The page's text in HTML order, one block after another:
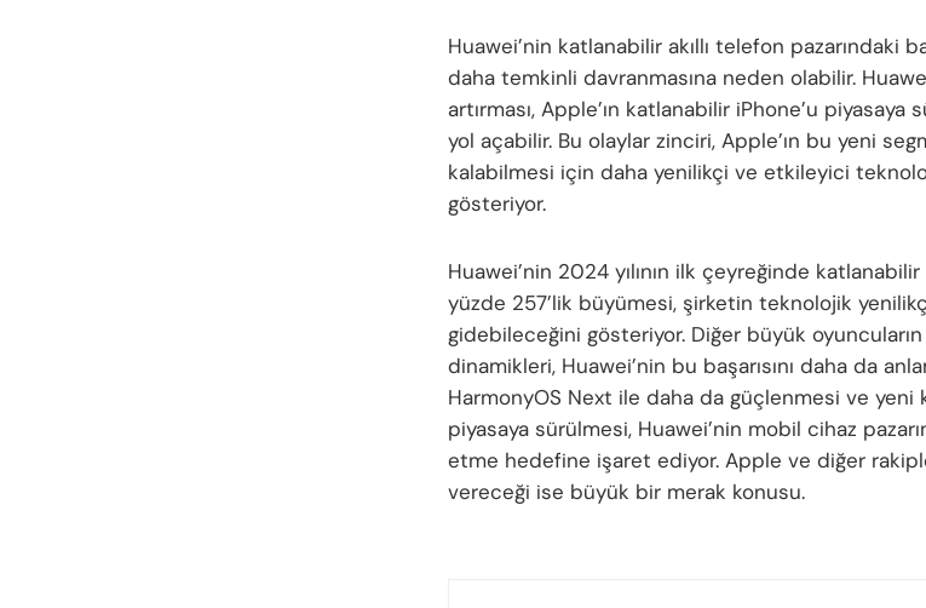
Huawei’nin katlanabilir akıllı telefon pazarındaki
daha temkinli davranmasına neden olabilir.
artırması, Apple’ın katlanabilir iPhone’u piyasaya
yol açabilir. Bu olaylar zinciri, Apple’ın bu yeni
kalabilmesi için daha yenilikçi ve etkileyici
gösteriyor.
Huawei’nin 2024 yılının ilk çeyreğinde katlanabilir
yüzde 257’lik büyümesi, şirketin teknolojik
gidebileceğini gösteriyor. Diğer büyük
dinamikleri, Huawei’nin bu başarısını daha da
HarmonyOS Next ile daha da güçlenmesi ve
piyasaya sürülmesi, Huawei’nin mobil cihaz
etme hedefine işaret ediyor. Apple ve diğer
vereceği ise büyük bir merak konusu.